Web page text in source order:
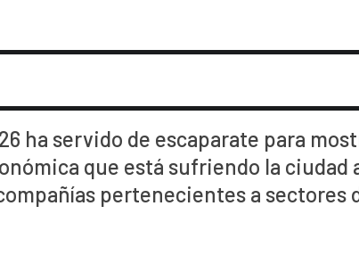
ha servido de escaparate para
que está sufriendo la ciudad
pertenecientes a sectores